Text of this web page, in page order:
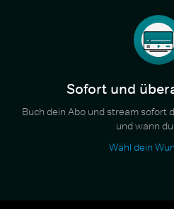
Sofort und
Buch dein Abo und stream sofort
und wann
Wähl dein